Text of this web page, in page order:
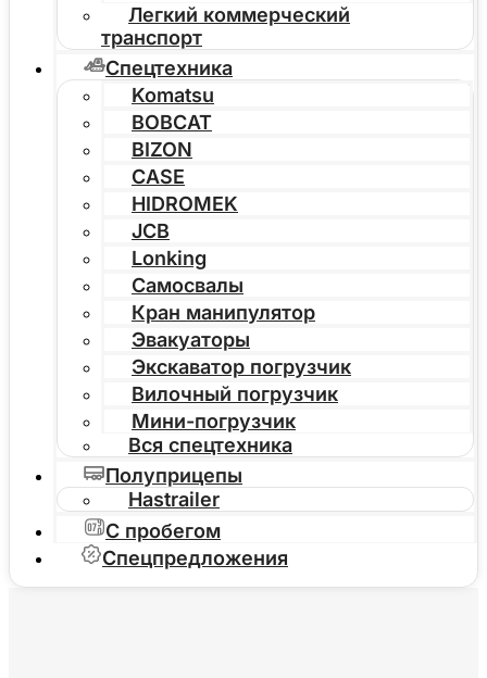
Легкий коммерческий
транспорт
Спецтехника
Komatsu
BOBCAT
BIZON
CASE
HIDROMEK
JCB
Lonking
Самосвалы
Кран манипулятор
Эвакуаторы
Экскаватор погрузчик
Вилочный погрузчик
Мини-погрузчик
Вся спецтехника
Полуприцепы
Hastrailer
С пробегом
Спецпредложения